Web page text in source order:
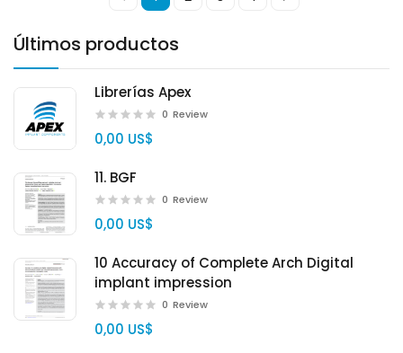
Últimos productos
Librerías Apex
0 Review
0,00 US$
11. BGF
0 Review
0,00 US$
10 Accuracy of Complete Arch Digital
implant impression
0 Review
0,00 US$